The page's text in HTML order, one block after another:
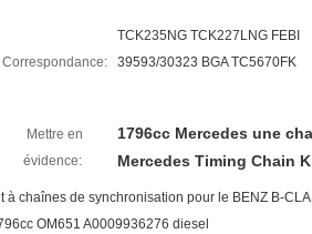
Correspondance:
TCK235NG TCK227LNG FEBI
39593/30323 BGA TC5670FK
Mettre en
évidence:
1796cc Mercedes une
Mercedes Timing Chain
à chaînes de synchronisation pour le BENZ B-
OM651 A0009936276 diesel